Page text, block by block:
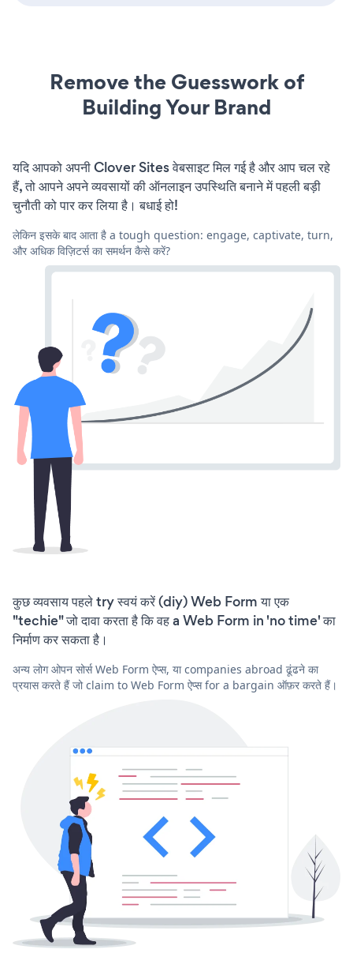
Remove the Guesswork of
Building Your Brand
यदि आपको अपनी Clover Sites वेबसाइट मिल गई है और आप चल रहे
हैं, तो आपने अपने व्यवसायों की ऑनलाइन उपस्थिति बनाने में पहली बड़ी
चुनौती को पार कर लिया है। बधाई हो!
लेकिन इसके बाद आता है a tough question: engage, captivate, turn,
और अधिक विज़िटर्स का समर्थन कैसे करें?
कुछ व्यवसाय पहले try स्वयं करें (diy) Web Form या एक
"techie" जो दावा करता है कि वह a Web Form in 'no time' का
निर्माण कर सकता है।
अन्य लोग ओपन सोर्स Web Form ऐप्स, या companies abroad ढूंढने का
प्रयास करते हैं जो claim to Web Form ऐप्स for a bargain ऑफ़र करते हैं।